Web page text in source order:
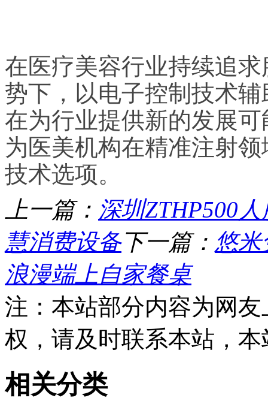
在医疗美容行业持续追
势下，以电子控制技术
在为行业提供新的发展
为医美机构在精准注射
技术选项。
上一篇： 深圳ZTHP500
慧消费设备下一篇： 悠
浪漫端上自家餐桌
注：本站部分内容为网
权，请及时联系本站，
相关分类